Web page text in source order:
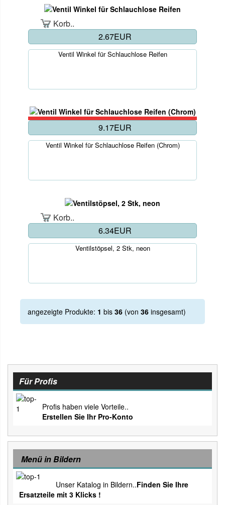
Korb..
2.67EUR
Ventil Winkel für Schlauchlose Reifen
9.17EUR
Ventil Winkel für Schlauchlose Reifen (Chrom)
Korb..
6.34EUR
Ventilstöpsel, 2 Stk, neon
angezeigte Produkte: 1 bis 36 (von 36 insgesamt)
Für Profis
Profis haben viele Vorteile..
Erstellen Sie Ihr Pro-Konto
Menü in Bildern
Unser Katalog in Bildern..Finden Sie Ihre
Ersatzteile mit 3 Klicks !